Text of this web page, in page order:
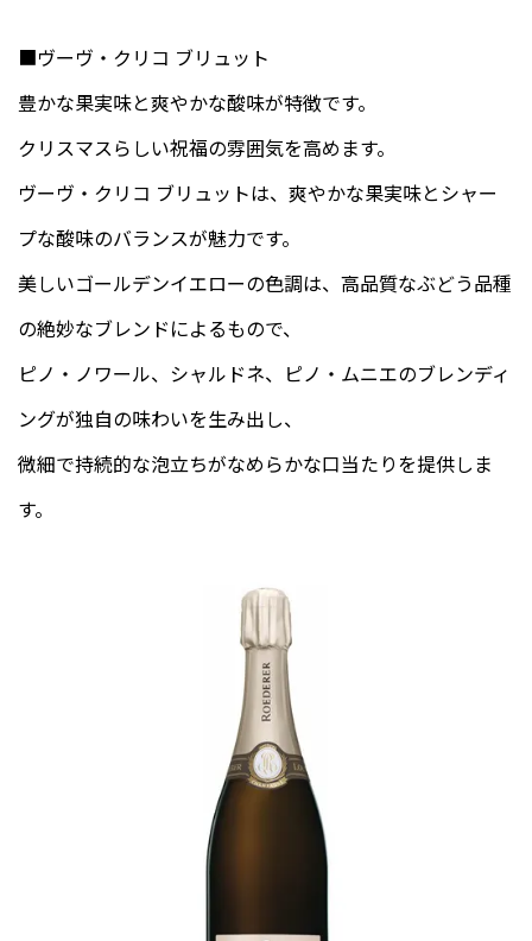
■ヴーヴ・クリコ ブリュット
豊かな果実味と爽やかな酸味が特徴です。
クリスマスらしい祝福の雰囲気を高めます。
ヴーヴ・クリコ ブリュットは、爽やかな果実味とシャー
プな酸味のバランスが魅力です。
美しいゴールデンイエローの色調は、高品質なぶどう品種
の絶妙なブレンドによるもので、
ピノ・ノワール、シャルドネ、ピノ・ムニエのブレンディ
ングが独自の味わいを生み出し、
微細で持続的な泡立ちがなめらかな口当たりを提供しま
す。